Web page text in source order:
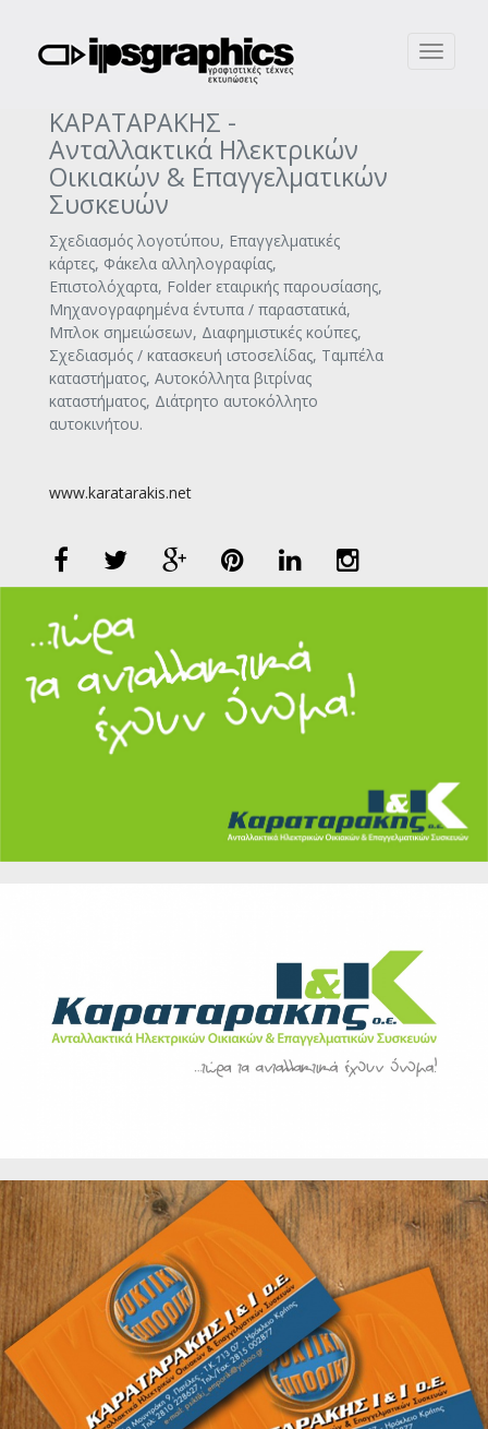
Toggle
ΚΑΡΑΤΑΡΑΚΗΣ -
Ανταλλακτικά Ηλεκτρικών
Οικιακών & Επαγγελματικών
Συσκευών
Σχεδιασμός λογοτύπου, Επαγγελματικές
κάρτες, Φάκελα αλληλογραφίας,
Επιστολόχαρτα, Folder εταιρικής παρουσίασης,
Μηχανογραφημένα έντυπα / παραστατικά,
Μπλοκ σημειώσεων, Διαφημιστικές κούπες,
Σχεδιασμός / κατασκευή ιστοσελίδας, Ταμπέλα
καταστήματος, Αυτοκόλλητα βιτρίνας
καταστήματος, Διάτρητο αυτοκόλλητο
αυτοκινήτου.
www.karatarakis.net